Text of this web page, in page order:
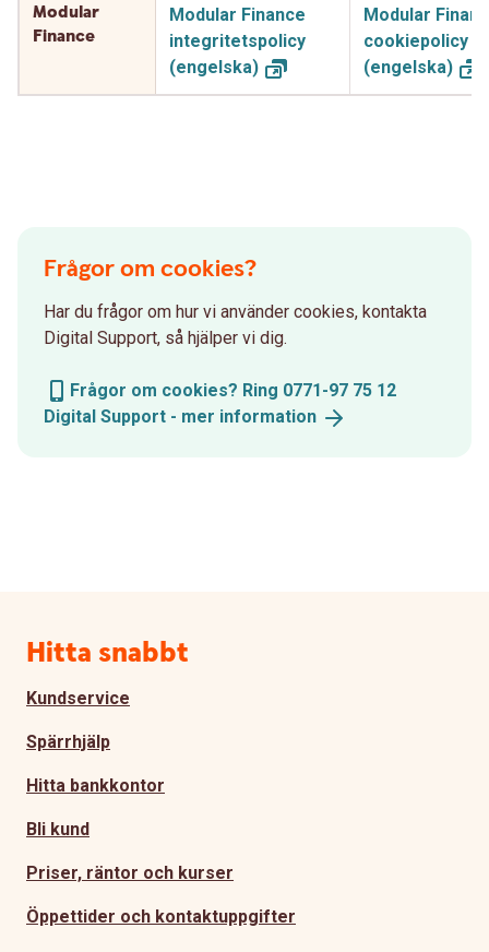
Modular
Finance
Modular Finance
integritetspolicy
(engelska)
Modular
cookiepolicy
(engelska)
Frågor om cookies?
Har du frågor om hur vi använder cookies, kontakta
Digital Support, så hjälper vi dig.
Frågor om cookies? Ring 0771-97 75 12
Digital Support - mer information
Sidfot
Hitta snabbt
Kundservice
Spärrhjälp
Hitta bankkontor
Bli kund
Priser, räntor och kurser
Öppettider och kontaktuppgifter